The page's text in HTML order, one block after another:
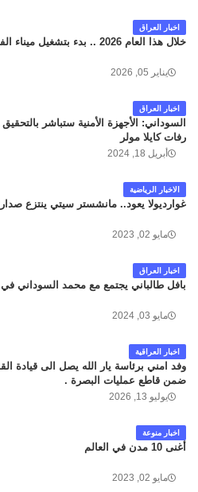
كان سبب الحادث يعود لتصادم عجلته مع
تابعة لشركة الهلال الماسكة لإعمار مطار
سائلين الله عز وجل ان يتغمد الفقيد بواسع
اخبار العراق
خلال هذا العام 2026 .. بدء بتشغيل ميناء الفاو الكبير .
يناير 05, 2026
اخبار العراق
السوداني: الأجهزة الأمنية ستباشر
رفات كايلا مولر
أبريل 18, 2024
الاخبار الرياضية
غوارديولا يعود.. مانشستر سيتي ينتزع
مايو 02, 2023
اخبار العراق
بافل طالباني يجتمع مع محمد السوداني في
مايو 03, 2024
اخبار العراقية
وفد امني برئاسة يار الله يصل الى قيادة
ضمن قاطع عمليات البصرة .
يوليو 13, 2026
اخبار منوعة
أغنى 10 مدن في العالم
مايو 02, 2023